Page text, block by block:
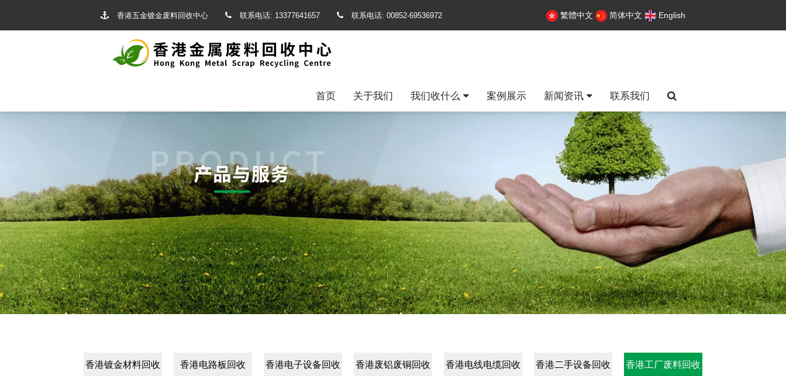
香港五金镀金废料回收中心 联系电话: 13377641657 联系电话: 00852-69536972 繁體中文 简体中文 English
首页 关于我们 我们收什么 案例展示 新闻资讯 联系我们
香港镀金材料回收 香港电路板回收 香港电子设备回收 香港废铝废铜回收 香港电线电缆回收 香港二手设备回收 香港工厂废料回收